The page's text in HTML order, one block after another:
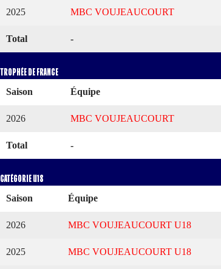
2025 MBC VOUJEAUCOURT
Total -
Trophée de France
Saison Équipe
2026 MBC VOUJEAUCOURT
Total -
Catégorie U18
Saison Équipe
2026 MBC VOUJEAUCOURT U18
2025 MBC VOUJEAUCOURT U18